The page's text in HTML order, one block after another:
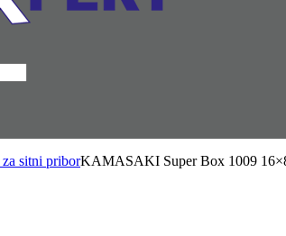
sitni priborKAMASAKI Super Box 1009